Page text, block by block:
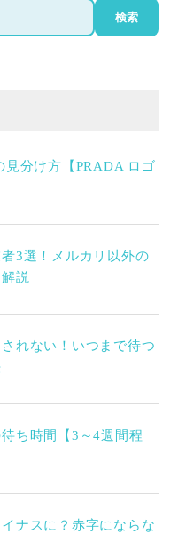
検索
見分け方【PRADA ロゴ
3選！メルカリ以外の
説
れない！いつまで待つ
待ち時間【3～4週間程
ナスに？赤字にならな